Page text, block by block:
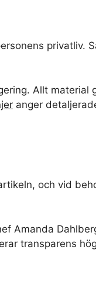
privatliv.
Allt material
anger
och vid
Amanda
transparens